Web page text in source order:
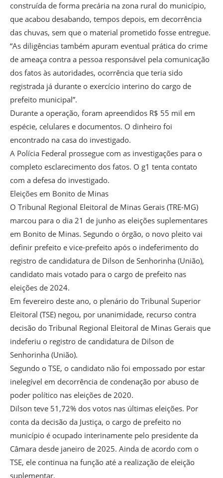
construída de forma precária na zona rural do município,
que acabou desabando, tempos depois, em decorrência
das chuvas, sem que o material prometido fosse entregue.
“As diligências também apuram eventual prática do crime
de ameaça contra a pessoa responsável pela comunicação
dos fatos às autoridades, ocorrência que teria sido
registrada já durante o exercício interino do cargo de
prefeito municipal”.
Durante a operação, foram apreendidos R$ 55 mil em
espécie, celulares e documentos. O dinheiro foi
encontrado na casa do investigado.
A Polícia Federal prossegue com as investigações para o
completo esclarecimento dos fatos. O g1 tenta contato
com a defesa do investigado.
Eleições em Bonito de Minas
O Tribunal Regional Eleitoral de Minas Gerais (TRE-MG)
marcou para o dia 21 de junho as eleições suplementares
em Bonito de Minas. Segundo o órgão, o novo pleito vai
definir prefeito e vice-prefeito após o indeferimento do
registro de candidatura de Dilson de Senhorinha (União),
candidato mais votado para o cargo de prefeito nas
eleições de 2024.
Em fevereiro deste ano, o plenário do Tribunal Superior
Eleitoral (TSE) negou, por unanimidade, recurso contra
decisão do Tribunal Regional Eleitoral de Minas Gerais que
indeferiu o registro de candidatura de Dilson de
Senhorinha (União).
Segundo o TSE, o candidato não foi empossado por estar
inelegível em decorrência de condenação por abuso de
poder político nas eleições de 2020.
Dilson teve 51,72% dos votos nas últimas eleições. Por
conta da decisão da Justiça, o cargo de prefeito no
município é ocupado interinamente pelo presidente da
Câmara desde janeiro de 2025. Ainda de acordo com o
TSE, ele continua na função até a realização de eleição
suplementar.